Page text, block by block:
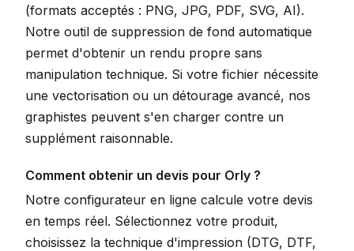
(formats acceptés : PNG, JPG, PDF, SVG, AI).
Notre outil de suppression de fond automatique
permet d'obtenir un rendu propre sans
manipulation technique. Si votre fichier nécessite
une vectorisation ou un détourage avancé, nos
graphistes peuvent s'en charger contre un
supplément raisonnable.
Comment obtenir un devis pour Orly ?
Notre configurateur en ligne calcule votre devis
en temps réel. Sélectionnez votre produit,
choisissez la technique d'impression (DTG, DTF,